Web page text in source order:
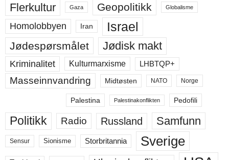
Flerkultur Gaza Geopolitikk Globalisme
Homolobbyen Iran Israel
Jødespørsmålet Jødisk makt
Kriminalitet Kulturmarxisme LHBTQP+
Masseinnvandring Midtøsten NATO Norge
Palestina Palestinakonflikten Pedofili
Politikk Radio Russland Samfunn
Sensur Sionisme Storbritannia Sverige